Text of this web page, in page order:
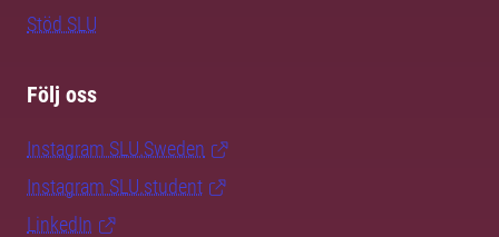
Stöd SLU
Följ oss
Instagram SLU.Sweden
Instagram SLU.student
LinkedIn